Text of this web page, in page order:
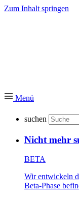
Zum Inhalt springen
Menü
suchen
Nicht mehr
BETA
Wir entwickeln
Beta-Phase